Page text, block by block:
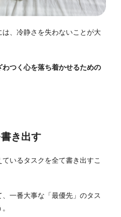
、冷静さを失わないことが大
わつく心を落ち着かせるための
き出す
いるタスクを全て書き出すこ
一番大事な「最優先」のタス